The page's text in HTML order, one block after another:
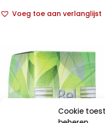
Cookie
Voeg toe aan verlanglijst